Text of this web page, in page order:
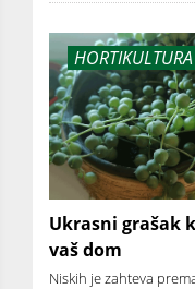
HORTIKULTURA
Ukrasni grašak
vaš dom
Niskih je zahteva